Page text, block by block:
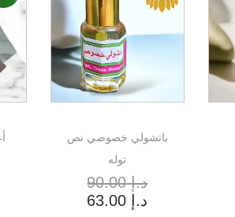
باتشولي خصوصي نص
توله
د.إ90.00
د.إ